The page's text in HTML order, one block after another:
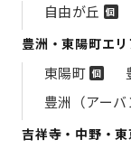
自由が丘 個
豊洲・東陽町エリ
東陽町 個
豊洲（アーバ
吉祥寺・中野・